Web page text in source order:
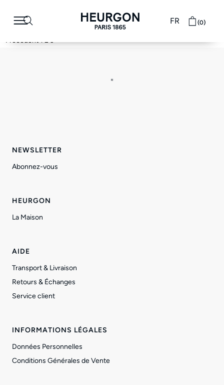
FR (0)
no matches
« Précédent123
NEWSLETTER
Abonnez-vous
HEURGON
La Maison
AIDE
Transport & Livraison
Retours & Échanges
Service client
INFORMATIONS LÉGALES
Données Personnelles
Conditions Générales de Vente